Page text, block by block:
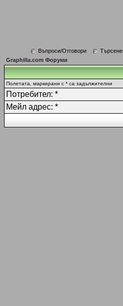
Въпроси/Отговори Търсене
Graphilla.com Форуми
Полетата, маркирани с * са задължителни
Потребител: *
Мейл адрес: *